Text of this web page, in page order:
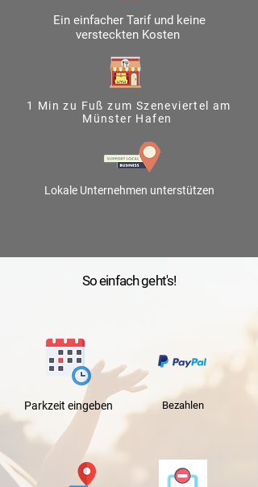
Ein einfacher Tarif und keine
versteckten Kosten
1 Min zu Fuß zum Szeneviertel am
Münster Hafen
Lokale Unternehmen unterstützen
So einfach geht's!
Parkzeit eingeben Bezahlen